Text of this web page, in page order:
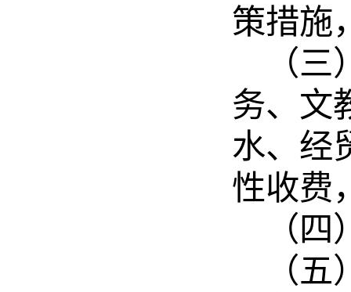
策措施
（
务、文
水、 经
性收费
（
（